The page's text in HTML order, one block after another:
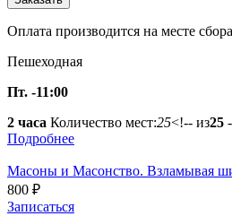
Оплата производится на месте
Пешеходная
Пт. -11:00
2 часа Количество мест:25<!-- из25
Подробнее
Масоны и Масонство. Взламывая
800 ₽
Записаться